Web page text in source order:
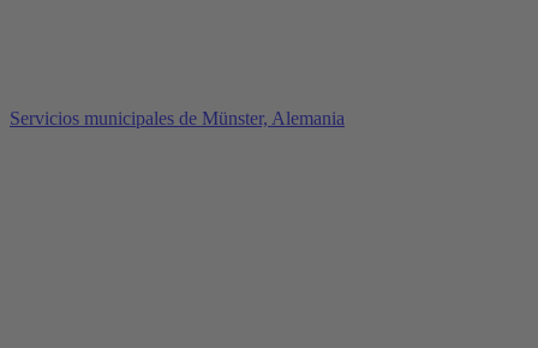
Servicios municipales de Münster, Alemania